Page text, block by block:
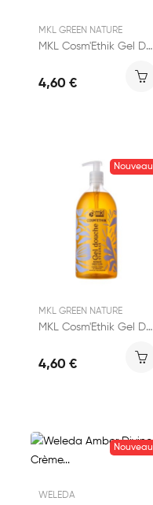
MKL GREEN NATURE
MKL Cosm'Ethik Gel Douche Surgras Noix de Coco 1L
4,60 €
Nouveau
MKL GREEN NATURE
MKL Cosm'Ethik Gel Douche Surgras Monoï 1L
4,60 €
Nouveau
WELEDA